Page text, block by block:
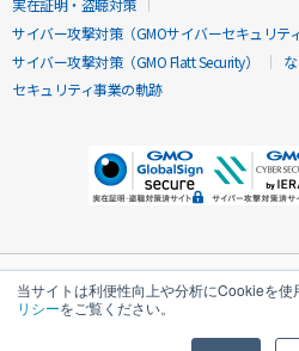
当サイトは利便性向上や分析にCookieを使
リシーをご覧ください。
実在証明・盗聴対策
サイバー攻撃対策（GMOサイバーセキュリテ
サイバー攻撃対策（GMO Flatt Security）
セキュリティ事業の軌跡